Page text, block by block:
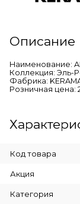
Описание
Наименование:
Коллекция: Эль-
Фабрика:
Розничная цена:
Код товара
Акция
Категория